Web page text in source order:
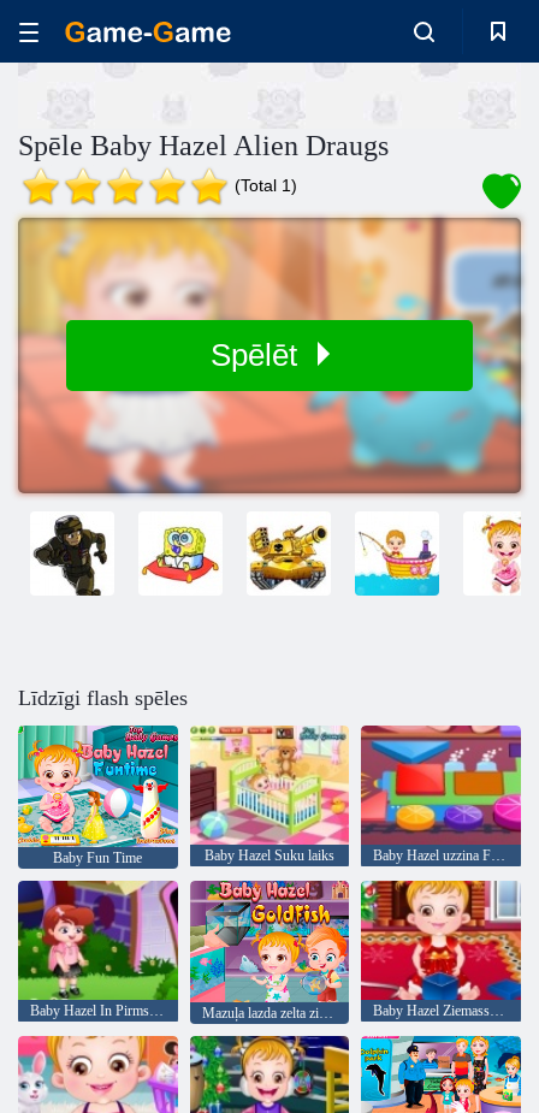
Spēle Baby Hazel Alien Draugs
(Total 1)
Spēlēt
Līdzīgi flash spēles
Baby Fun Time Baby Hazel Suku laiks Baby Hazel uzzina Formas
Baby Hazel In Pirmsskolas Mazuļa lazda zelta zivtiņa Baby Hazel Ziemassvētku laiks